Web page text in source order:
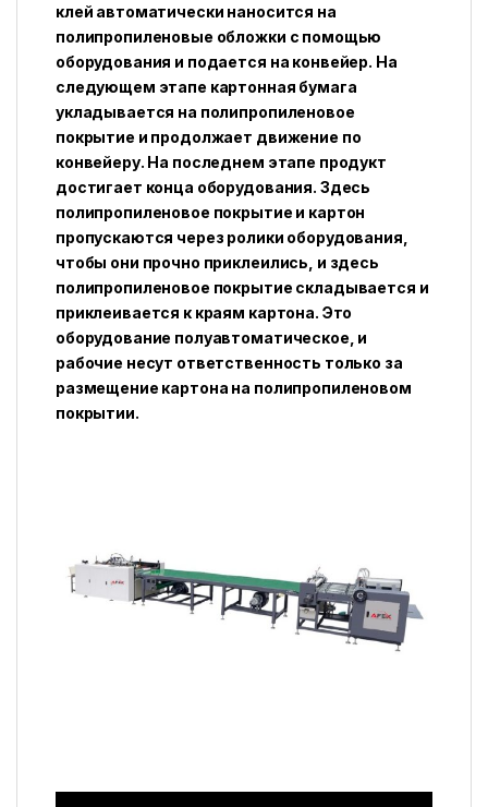
клей автоматически наносится на
полипропиленовые обложки с помощью
оборудования и подается на конвейер. На
следующем этапе картонная бумага
укладывается на полипропиленовое
покрытие и продолжает движение по
конвейеру. На последнем этапе продукт
достигает конца оборудования. Здесь
полипропиленовое покрытие и картон
пропускаются через ролики оборудования,
чтобы они прочно приклеились, и здесь
полипропиленовое покрытие складывается и
приклеивается к краям картона. Это
оборудование полуавтоматическое, и
рабочие несут ответственность только за
размещение картона на полипропиленовом
покрытии.